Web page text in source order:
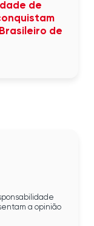
de
de
a opinião